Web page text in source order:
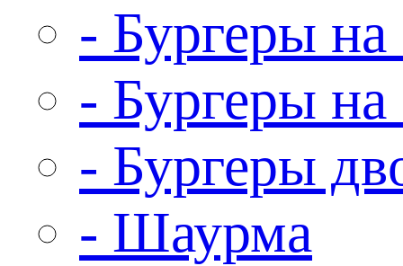
- Бургеры
- Бургеры
- Бургеры
- Шаурма